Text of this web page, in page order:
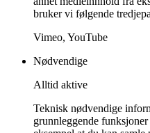
bruker vi følgende
Vimeo, YouTube
Nødvendige
Alltid aktive
Teknisk nødvendige
grunnleggende